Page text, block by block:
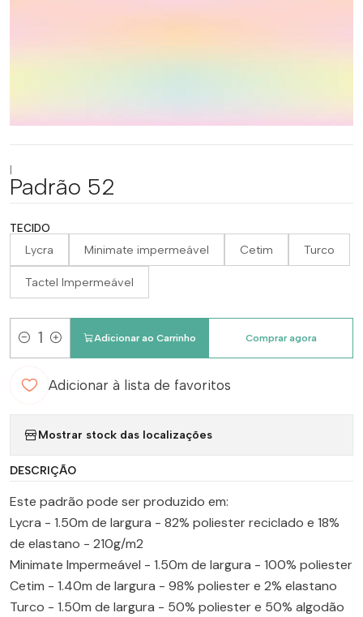
|
Padrão 52
TECIDO
Lycra Minimate impermeável Cetim Turco
Tactel Impermeável
Quantidade
Adicionar ao Carrinho Comprar agora
Adicionar à lista de favoritos
Mostrar stock das localizações
DESCRIÇÃO
Este padrão pode ser produzido em:
Lycra - 1.50m de largura - 82% poliester reciclado e 18%
de elastano - 210g/m2
Minimate Impermeável - 1.50m de largura - 100% poliester
Cetim - 1.40m de largura - 98% poliester e 2% elastano
Turco - 1.50m de largura - 50% poliester e 50% algodão